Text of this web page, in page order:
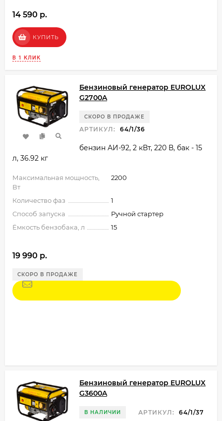
14 590 p.
КУПИТЬ
В 1 КЛИК
Бензиновый генератор EUROLUX
G2700A
СКОРО В ПРОДАЖЕ
АРТИКУЛ: 64/1/36
бензин АИ-92, 2 кВт, 220 В, бак - 15
л, 36.92 кг
Максимальная мощность,
Вт
2200
Количество фаз
1
Способ запуска
Ручной стартер
Ёмкость бензобака, л
15
19 990 p.
СКОРО В ПРОДАЖЕ
Бензиновый генератор EUROLUX
G3600A
В НАЛИЧИИ АРТИКУЛ: 64/1/37